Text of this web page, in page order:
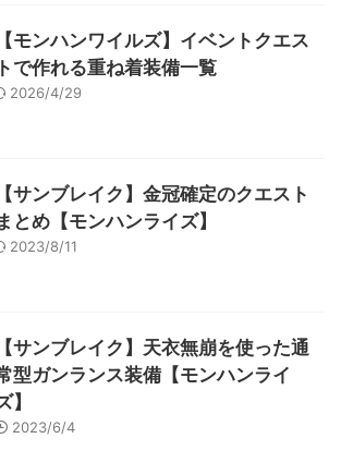
【モンハンワイルズ】イベントクエス
トで作れる重ね着装備一覧
2026/4/29
【サンブレイク】金冠確定のクエスト
とめ【モンハンライズ】
2023/8/11
【サンブレイク】天衣無崩を使った通
型ガンランス装備【モンハンライ
】
2023/6/4